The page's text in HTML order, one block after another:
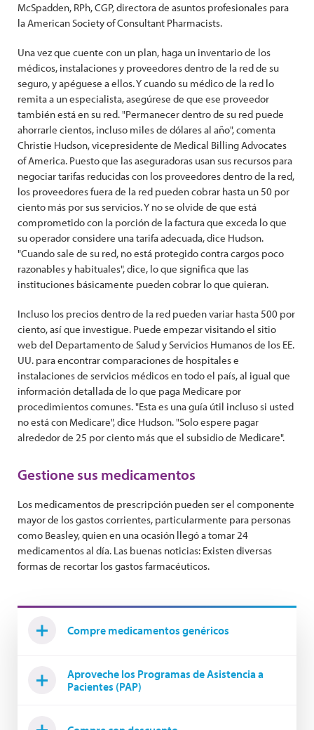
McSpadden, RPh, CGP, directora de asuntos profesionales para
la American Society of Consultant Pharmacists.
Una vez que cuente con un plan, haga un inventario de los
médicos, instalaciones y proveedores dentro de la red de su
seguro, y apéguese a ellos. Y cuando su médico de la red lo
remita a un especialista, asegúrese de que ese proveedor
también está en su red. "Permanecer dentro de su red puede
ahorrarle cientos, incluso miles de dólares al año", comenta
Christie Hudson, vicepresidente de Medical Billing Advocates
of America. Puesto que las aseguradoras usan sus recursos para
negociar tarifas reducidas con los proveedores dentro de la red,
los proveedores fuera de la red pueden cobrar hasta un 50 por
ciento más por sus servicios. Y no se olvide de que está
comprometido con la porción de la factura que exceda lo que
su operador considere una tarifa adecuada, dice Hudson.
"Cuando sale de su red, no está protegido contra cargos poco
razonables y habituales", dice, lo que significa que las
instituciones básicamente pueden cobrar lo que quieran.
Incluso los precios dentro de la red pueden variar hasta 500 por
ciento, así que investigue. Puede empezar visitando el sitio
web del Departamento de Salud y Servicios Humanos de los EE.
UU. para encontrar comparaciones de hospitales e
instalaciones de servicios médicos en todo el país, al igual que
información detallada de lo que paga Medicare por
procedimientos comunes. "Esta es una guía útil incluso si usted
no está con Medicare", dice Hudson. "Solo espere pagar
alrededor de 25 por ciento más que el subsidio de Medicare".
Gestione sus medicamentos
Los medicamentos de prescripción pueden ser el componente
mayor de los gastos corrientes, particularmente para personas
como Beasley, quien en una ocasión llegó a tomar 24
medicamentos al día. Las buenas noticias: Existen diversas
formas de recortar los gastos farmacéuticos.
Compre medicamentos genéricos
Aproveche los Programas de Asistencia a
Pacientes (PAP)